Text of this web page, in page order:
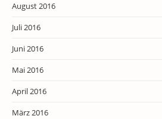
August 2016
Juli 2016
Juni 2016
Mai 2016
April 2016
März 2016